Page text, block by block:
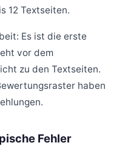
12 Textseiten.
Es ist die erste
vor dem
zu den Textseiten.
haben
Fehler